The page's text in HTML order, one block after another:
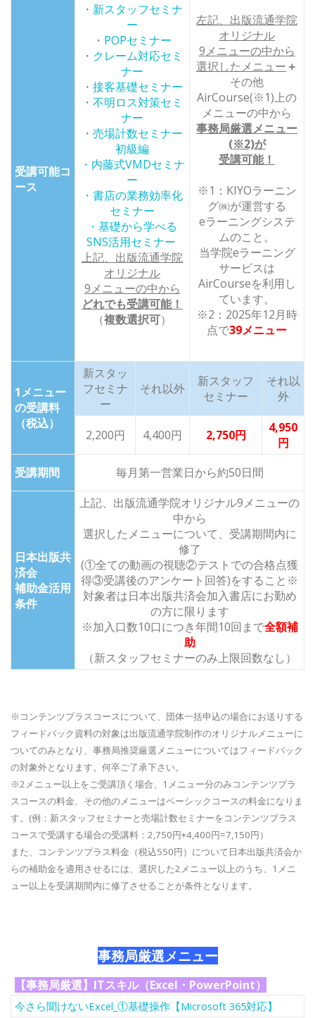
受講可能コ
ース
・ 新スタッフセミナ
ー
・ POPセミナー
・ クレーム対応セミ
ナー
・ 接客基礎セミナー
・ 不明ロス対策セミ
ナー
・ 売場計数セミナー
初級編
・内藤式VMDセミナ
ー
・書店の業務効率化
セミナー
・基礎から学べる
SNS活用セミナー
上記、出版流通学院
オリジナル
9メニューの中から
どれでも受講可能！
（複数選択可）
左記、出版流通学院
オリジナル
9メニューの中から
選択したメニュー ＋
その他
AirCourse(※1)上の
メニューの中から
事務局厳選メニュー
(※2)が
受講可能！
※1：KIYOラーニン
グ㈱が運営する
eラーニングシステ
ムのこと。
当学院eラーニング
サービスは
AirCourseを利用し
ています。
※2：2025年12月時
点で39メニュー
1メニュー
の受講料
（税込）
新スタッ
フセミナ
ー
それ以外
新スタッフ
セミナー
それ以
外
2,200円 4,400円 2,750円
4,950
円
受講期間
毎月第一営業日から約50日間
日本出版共
済会
補助金活用
条件
上記、出版流通学院オリジナル9メニューの
中から
選択したメニューについて、 受講期間内に
修了
(①全ての動画の視聴②テストでの合格点獲
得③受講後のアンケート回答)をすること ※
対象者は日本出版共済会加入書店にお勤め
の方に限ります
※加入口数10口につき年間10回まで全額補
助
（新スタッフセミナーのみ上限回数なし）
※コンテンツプラスコースについて、団体一括申込の場合にお送りする
フィードバック資料の対象は出版流通学院制作のオリジナルメニューに
ついてのみとなり、事務局推奨厳選メニューについてはフィードバック
の対象外となります。何卒ご了承下さい。
※2メニュー以上をご受講頂く場合、1メニュー分のみコンテンツプラ
スコースの料金、その他のメニューはベーシックコースの料金になりま
す。(例：新スタッフセミナーと売場計数セミナーをコンテンツプラス
コースで受講する場合の受講料：2,750円+4,400円=7,150円）
また、コンテンツプラス料金（税込550円）について日本出版共済会か
らの補助金を適用させるには、選択した2メニュー以上のうち、1メニ
ュー以上を受講期間内に修了させることが条件となります。
事務局厳選メニュー
【事務局厳選】ITスキル（Excel・PowerPoint）
今さら聞けないExcel_①基礎操作【Microsoft 365対応】